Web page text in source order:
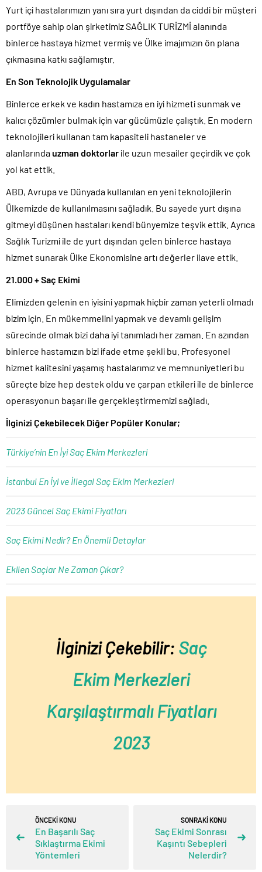
Yurt içi hastalarımızın yanı sıra yurt dışından da ciddi bir müşteri
portföye sahip olan şirketimiz SAĞLIK TURİZMİ alanında
binlerce hastaya hizmet vermiş ve Ülke imajımızın ön plana
çıkmasına katkı sağlamıştır.
En Son Teknolojik Uygulamalar
Binlerce erkek ve kadın hastamıza en iyi hizmeti sunmak ve
kalıcı çözümler bulmak için var gücümüzle çalıştık. En modern
teknolojileri kullanan tam kapasiteli hastaneler ve
alanlarındauzman doktorlar ile uzun mesailer geçirdik ve çok
yol kat ettik.
ABD, Avrupa ve Dünyada kullanılan en yeni teknolojilerin
Ülkemizde de kullanılmasını sağladık. Bu sayede yurt dışına
gitmeyi düşünen hastaları kendi bünyemize teşvik ettik. Ayrıca
Sağlık Turizmi ile de yurt dışından gelen binlerce hastaya
hizmet sunarak Ülke Ekonomisine artı değerler ilave ettik.
21.000 + Saç Ekimi
Elimizden gelenin en iyisini yapmak hiçbir zaman yeterli olmadı
bizim için. En mükemmelini yapmak ve devamlı gelişim
sürecinde olmak bizi daha iyi tanımladı her zaman. En azından
binlerce hastamızın bizi ifade etme şekli bu. Profesyonel
hizmet kalitesini yaşamış hastalarımız ve memnuniyetleri bu
süreçte bize hep destek oldu ve çarpan etkileri ile de binlerce
operasyonun başarı ile gerçekleştirmemizi sağladı.
İlginizi Çekebilecek Diğer Popüler Konular;
Türkiye’nin En İyi Saç Ekim Merkezleri
İstanbul En İyi ve İllegal Saç Ekim Merkezleri
2023 Güncel Saç Ekimi Fiyatları
Saç Ekimi Nedir? En Önemli Detaylar
Ekilen Saçlar Ne Zaman Çıkar?
İlginizi Çekebilir: Saç
Ekim Merkezleri
Karşılaştırmalı Fiyatları
2023
ÖNCEKİ KONU
En Başarılı Saç
Sıklaştırma Ekimi
Yöntemleri
SONRAKİ KONU
Saç Ekimi Sonrası
Kaşıntı Sebepleri
Nelerdir?